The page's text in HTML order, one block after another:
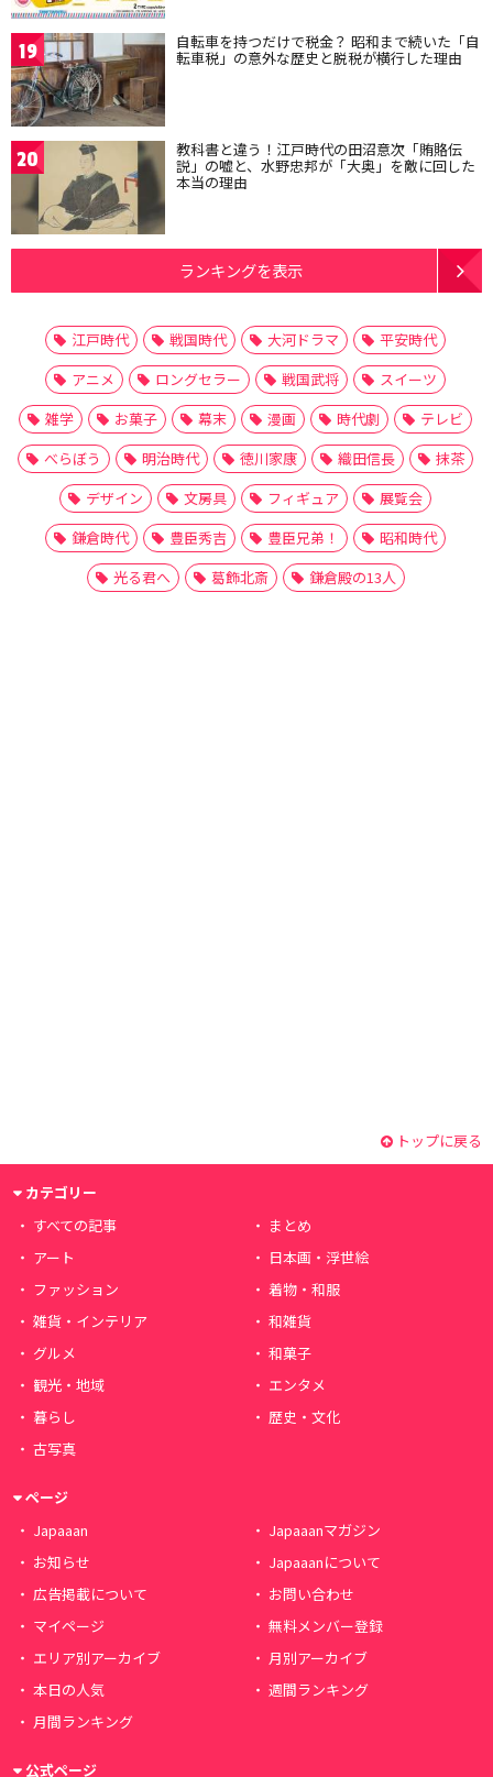
19 自転車を持つだけで税金？ 昭和まで続いた「自
転車税」の意外な歴史と脱税が横行した理由
20 教科書と違う！江戸時代の田沼意次「賄賂伝
説」の嘘と、水野忠邦が「大奥」を敵に回した
本当の理由
ランキングを表示
江戸時代 戦国時代 大河ドラマ
平安時代
アニメ
ロングセラー 戦国武将
スイーツ
雑学
お菓子 幕末 漫画 時代劇
テレビ
べらぼう
明治時代 徳川家康 織田信長
抹茶
デザイン
文房具 フィギュア
展覧会
鎌倉時代
豊臣秀吉 豊臣兄弟！
昭和時代
光る君へ
葛飾北斎 鎌倉殿の13人
トップに戻る
カテゴリー
すべての記事
まとめ
アート
日本画・浮世絵
ファッション
着物・和服
雑貨・インテリア
和雑貨
グルメ
和菓子
観光・地域
エンタメ
暮らし
歴史・文化
古写真
ページ
Japaaan
Japaaanマガジン
お知らせ
Japaaanについて
広告掲載について
お問い合わせ
マイページ
無料メンバー登録
エリア別アーカイブ
月別アーカイブ
本日の人気
週間ランキング
月間ランキング
公式ページ